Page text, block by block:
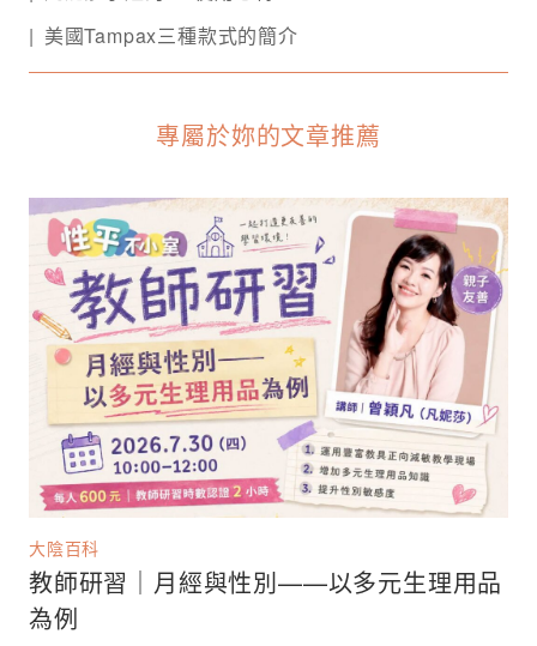
美國Tampax三種款式的簡介
專屬於妳的文章推薦
大陰百科
教師研習｜月經與性別——以多元生理用品
為例